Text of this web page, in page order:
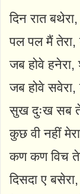
दिन रात
पल पल मैं
जब होवे
जब होवे
सुख दुःख सब
कुछ वी नहीं
कण कण विच
दिसदा ए बसेरा,